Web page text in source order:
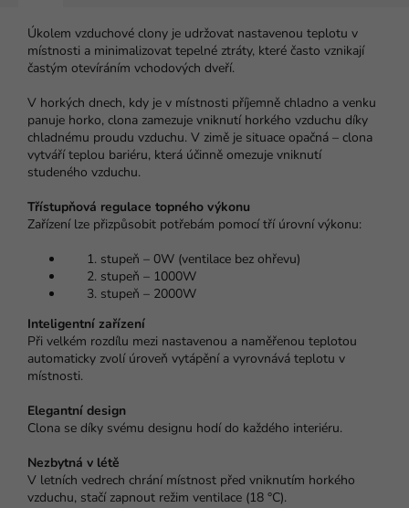
Úkolem vzduchové clony je udržovat nastavenou teplotu v
místnosti a minimalizovat tepelné ztráty, které často vznikají
častým otevíráním vchodových dveří.
V horkých dnech, kdy je v místnosti příjemně chladno a venku
panuje horko, clona zamezuje vniknutí horkého vzduchu díky
chladnému proudu vzduchu. V zimě je situace opačná – clona
vytváří teplou bariéru, která účinně omezuje vniknutí
studeného vzduchu.
Třístupňová regulace topného výkonu
Zařízení lze přizpůsobit potřebám pomocí tří úrovní výkonu:
stupeň – 0W (ventilace bez ohřevu)
stupeň – 1000W
stupeň – 2000W
Inteligentní zařízení
Při velkém rozdílu mezi nastavenou a naměřenou teplotou
automaticky zvolí úroveň vytápění a vyrovnává teplotu v
místnosti.
Elegantní design
Clona se díky svému designu hodí do každého interiéru.
Nezbytná v létě
V letních vedrech chrání místnost před vniknutím horkého
vzduchu, stačí zapnout režim ventilace (18 °C).